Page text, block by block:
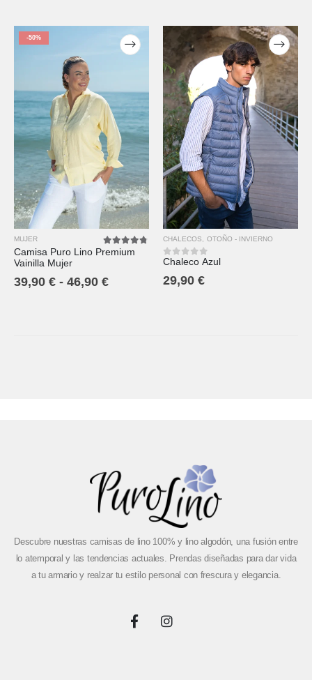
-50%
MUJER
4.67out of 5
Camisa Puro Lino Premium
Vainilla Mujer
39,90 € - 46,90 €
CHALECOS, OTOÑO - INVIERNO
0out of 5
Chaleco Azul
29,90 €
Descubre nuestras camisas de lino 100% y lino algodón, una fusión entre
lo atemporal y las tendencias actuales. Prendas diseñadas para dar vida
a tu armario y realzar tu estilo personal con frescura y elegancia.